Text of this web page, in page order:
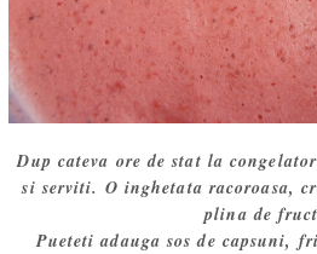
Dup cateva ore de stat la
si serviti. O inghetata racoroasa,
plina de
Pueteti adauga sos de capsuni,